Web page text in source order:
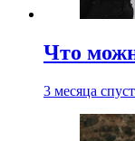
Что
3 месяца